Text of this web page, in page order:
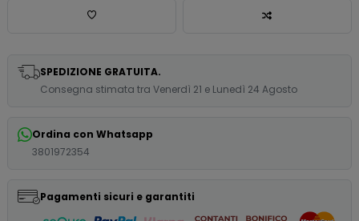
SPEDIZIONE GRATUITA.
Consegna stimata tra Venerdì 21 e Lunedì 24 Agosto
Ordina con Whatsapp
3801972354
Pagamenti sicuri e garantiti